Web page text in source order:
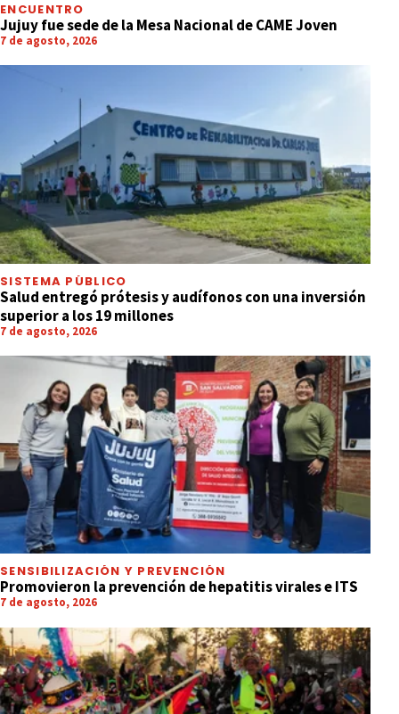
ENCUENTRO
Jujuy fue sede de la Mesa Nacional de CAME Joven
7 de agosto, 2026
SISTEMA PÚBLICO
Salud entregó prótesis y audífonos con una inversión
superior a los 19 millones
7 de agosto, 2026
SENSIBILIZACIÓN Y PREVENCIÓN
Promovieron la prevención de hepatitis virales e ITS
7 de agosto, 2026